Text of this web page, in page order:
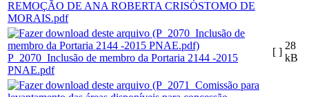
REMOÇÃO DE ANA ROBERTA CRISÓSTOMO DE
MORAIS.pdf
P_2070_Inclusão de membro da Portaria 2144 -2015
PNAE.pdf
[ ]
28
kB